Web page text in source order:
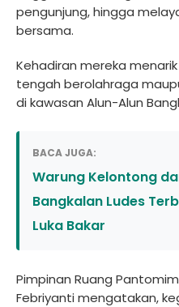
pengunjung, hingga
bersama.
Kehadiran mereka
tengah berolahraga
di kawasan Alun-Alun
BACA JUGA:
Warung Kelontong
Bangkalan Ludes
Luka Bakar
Pimpinan Ruang
Febriyanti mengatakan,